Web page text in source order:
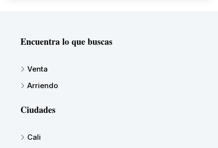
Encuentra lo que buscas
Venta
Arriendo
Ciudades
Cali